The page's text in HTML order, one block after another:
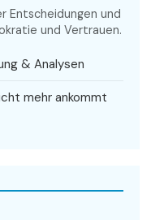
Entscheidungen und
und Vertrauen.
& Analysen
mehr ankommt